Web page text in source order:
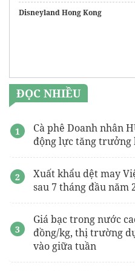
Disneyland Hong Kong
ĐỌC NHIỀU
Cà phê Doanh nhân
động lực tăng trưởng
Xuất khẩu dệt may
sau 7 tháng đầu năm
Giá bạc trong nước
đồng/kg, thị trường
vào giữa tuần